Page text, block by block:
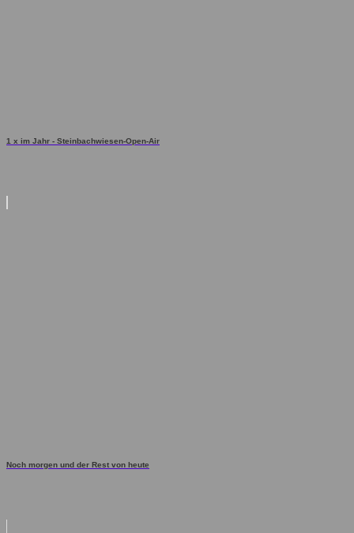
1 x im Jahr - Steinbachwiesen-Open-Air
Noch morgen und der Rest von heute